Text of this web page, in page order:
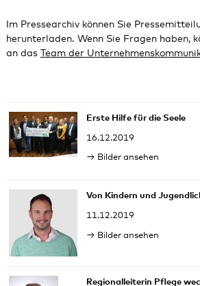
Im Pressearchiv können Sie
herunterladen. Wenn Sie Fragen haben,
an das Team der
Erste Hilfe für die Seele
16.12.2019
Bilder ansehen
Von Kindern und
11.12.2019
Bilder ansehen
Regionalleiterin Pflege